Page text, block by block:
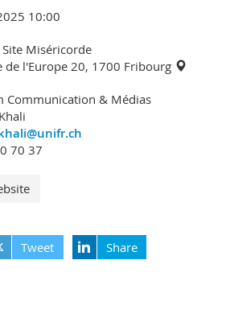
10:00
Site Miséricorde
de l'Europe 20, 1700 Fribourg
Communication & Médias
70 37
Tweet Share